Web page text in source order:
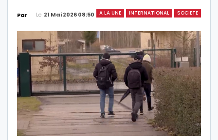
A LA UNE INTERNATIONAL SOCIETE
Par Le 21 Mai 2026 08:50